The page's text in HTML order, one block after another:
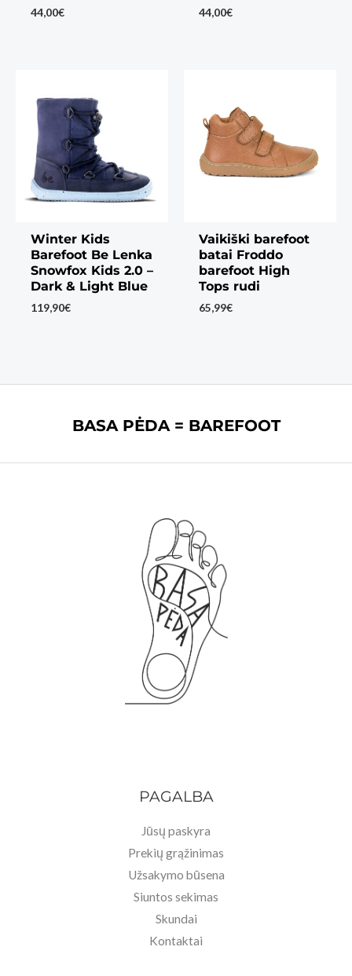
44,00€ 44,00€
Winter Kids
Barefoot Be Lenka
Snowfox Kids 2.0 –
Dark & Light Blue
119,90€
Vaikiški barefoot
batai Froddo
barefoot High
Tops rudi
65,99€
BASA PĖDA = BAREFOOT
PAGALBA
Jūsų paskyra
Prekių grąžinimas
Užsakymo būsena
Siuntos sekimas
Skundai
Kontaktai